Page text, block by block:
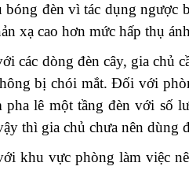
bóng đèn vì tác dụng ngược
xạ cao hơn mức hấp thụ
các dòng đèn cây, gia chủ
bị chói mắt. Đối với
pha lê một tầng đèn với số
thì gia chủ chưa nên dùng
khu vực phòng làm việc